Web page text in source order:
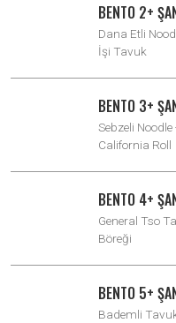
BENTO 2+
Dana Etli
İşi Tavuk
BENTO 3+
Sebzeli
California Roll
BENTO 4+
General Tso
Böreği
BENTO 5+
Bademli